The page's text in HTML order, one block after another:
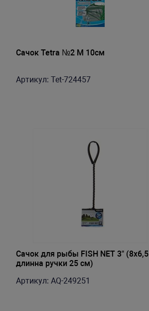
Сачок Tetra №2 M 10см
Артикул: Tet-724457
Сачок для рыбы FISH NET 3"
длинна ручки 25 см)
Артикул: AQ-249251